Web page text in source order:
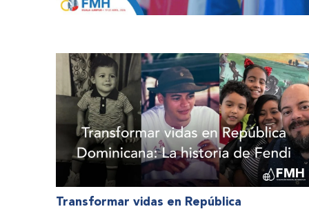
Transformar vidas en República